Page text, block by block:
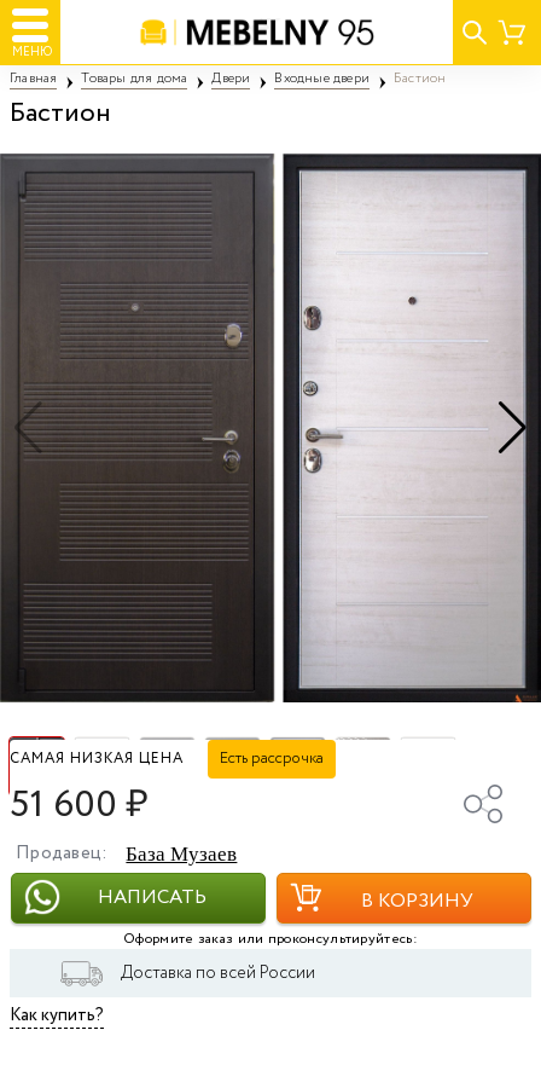
МЕНЮ
Главная Товары для дома Двери Входные двери Бастион
Бастион
САМАЯ НИЗКАЯ ЦЕНА Есть рассрочка
51 600₽
Продавец: База Музаев
НАПИСАТЬ В КОРЗИНУ
Оформите заказ или проконсультируйтесь:
Доставка по всей России
Как купить?